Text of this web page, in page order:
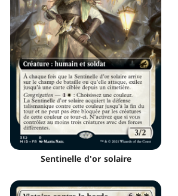
Sentinelle d'or solaire